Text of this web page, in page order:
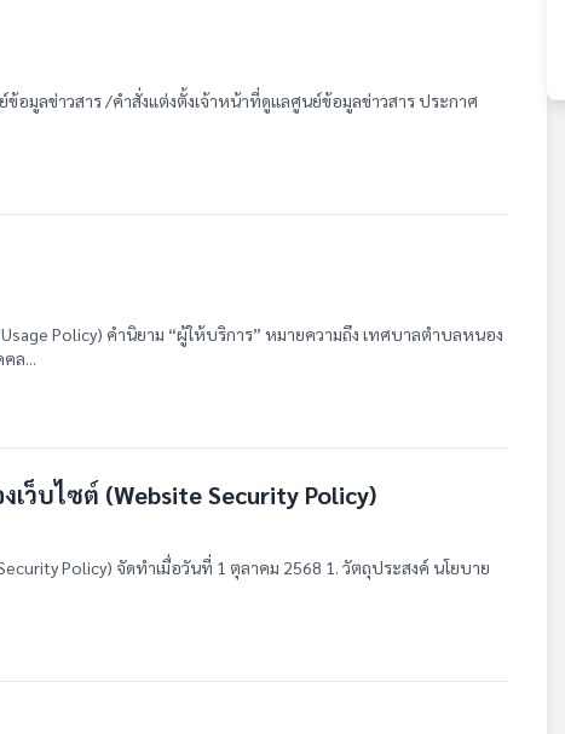
อมูลข่าวสาร /คำสั่งแต่งตั้งเจ้าหน้าที่ดูแลศูนย์ข้อมูลข่าวสาร ประกาศ
Policy) คำนิยาม “ผู้ให้บริการ” หมายความถึง เทศบาลตำบลหนอง
ล...
ว็บไซต์ (Website Security Policy)
Policy) จัดทำเมื่อวันที่ 1 ตุลาคม 2568 1. วัตถุประสงค์ นโยบาย